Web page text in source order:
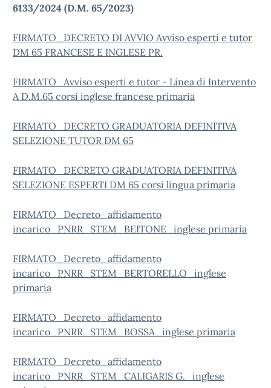
6133/2024 (D.M. 65/2023)
FIRMATO_DECRETO DI AVVIO Avviso esperti e tutor
DM 65 FRANCESE E INGLESE PR.
FIRMATO_Avviso esperti e tutor - Linea di Intervento
A D.M.65 corsi inglese francese primaria
FIRMATO_DECRETO GRADUATORIA DEFINITIVA
SELEZIONE TUTOR DM 65
FIRMATO_DECRETO GRADUATORIA DEFINITIVA
SELEZIONE ESPERTI DM 65 corsi lingua primaria
FIRMATO_Decreto_affidamento
incarico_PNRR_STEM_BEITONE_inglese primaria
FIRMATO_Decreto_affidamento
incarico_PNRR_STEM_BERTORELLO_inglese
primaria
FIRMATO_Decreto_affidamento
incarico_PNRR_STEM_BOSSA_inglese primaria
FIRMATO_Decreto_affidamento
incarico_PNRR_STEM_CALIGARIS G._inglese